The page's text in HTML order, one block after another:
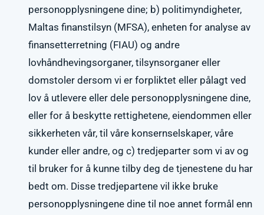
personopplysningene dine; b) politimyndigheter,
Maltas finanstilsyn (MFSA), enheten for analyse av
finansetterretning (FIAU) og andre
lovhåndhevingsorganer, tilsynsorganer eller
domstoler dersom vi er forpliktet eller pålagt ved
lov å utlevere eller dele personopplysningene dine,
eller for å beskytte rettighetene, eiendommen eller
sikkerheten vår, til våre konsernselskaper, våre
kunder eller andre, og c) tredjeparter som vi av og
til bruker for å kunne tilby deg de tjenestene du har
bedt om. Disse tredjepartene vil ikke bruke
personopplysningene dine til noe annet formål enn